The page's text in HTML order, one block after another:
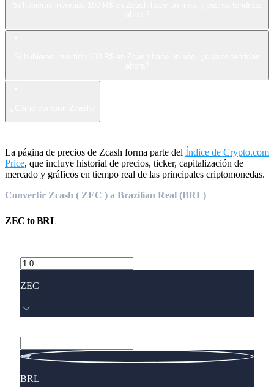
La página de precios de Zcash forma parte del Índice de Crypto.com
Price, que incluye historial de precios, ticker, capitalización de
mercado y gráficos en tiempo real de las principales criptomonedas.
Convertir Zcash ( ZEC ) a Brazilian Real (BRL)
ZEC toBRL
ZEC
BRL